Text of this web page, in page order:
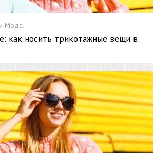
Мода.
как носить трикотажные вещи в